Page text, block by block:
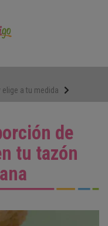
a tu medida
de
tu tazón